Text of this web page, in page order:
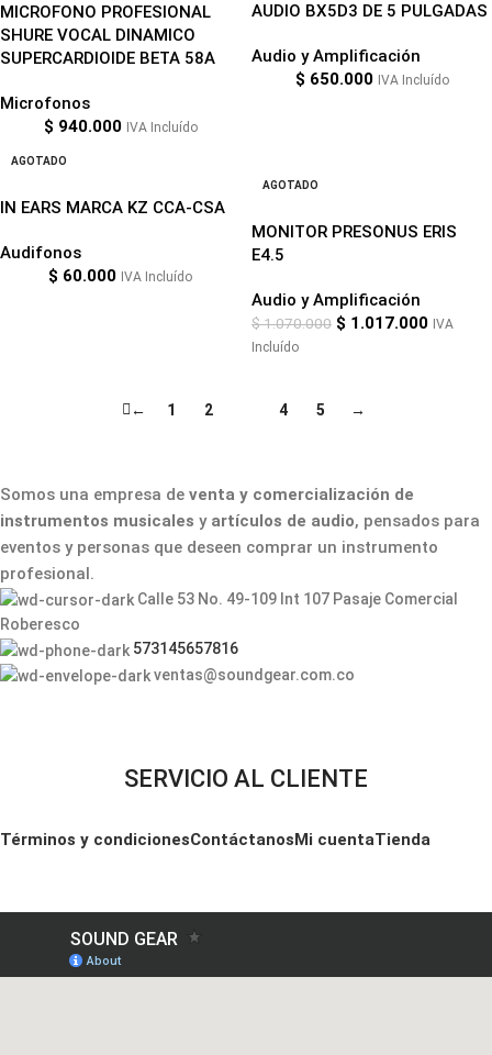
MICROFONO PROFESIONAL
SHURE VOCAL DINAMICO
SUPERCARDIOIDE BETA 58A
Microfonos
$ 940.000 IVA Incluído
AUDIO BX5D3 DE 5 PULGADAS
Audio y Amplificación
$ 650.000 IVA Incluído
AGOTADO
IN EARS MARCA KZ CCA-CSA
Audifonos
$ 60.000 IVA Incluído
AGOTADO
MONITOR PRESONUS ERIS
E4.5
Audio y Amplificación
$1.070.000 $ 1.017.000 IVA
Incluído
← 1 2 4 5 →
Somos una empresa de venta y comercialización de
instrumentos musicales yartículos de audio, pensados para
eventos y personas que deseen comprar un instrumento
profesional.
Calle 53 No. 49-109 Int 107 Pasaje Comercial
Roberesco
573145657816
ventas@soundgear.com.co
SERVICIO AL CLIENTE
Términos y condicionesContáctanos Mi cuentaTienda